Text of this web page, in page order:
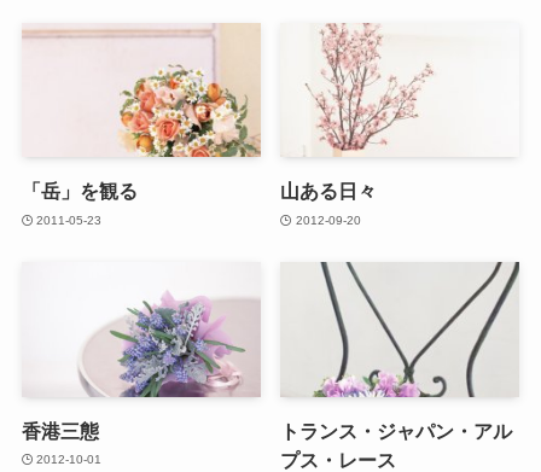
「岳」を観る
2011-05-23
山ある日々
2012-09-20
香港三態
2012-10-01
トランス・ジャパン・アル
プス・レース